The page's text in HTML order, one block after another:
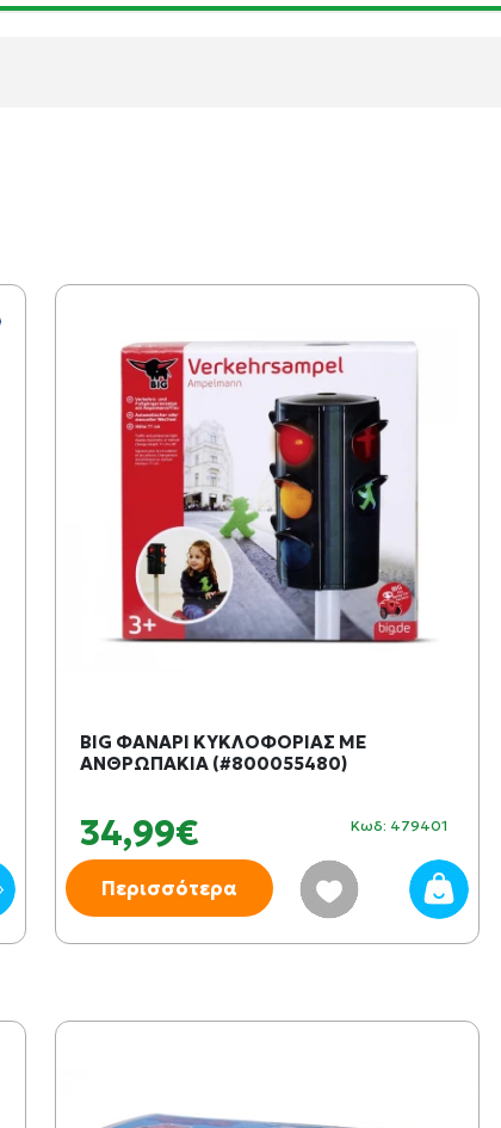
BIG ΦΑΝΑΡΙ ΚΥΚΛΟΦΟΡΙΑΣ ΜΕ
ΑΝΘΡΩΠΑΚΙΑ (#800055480)
34,99€ Κωδ: 479401
Περισσότερα